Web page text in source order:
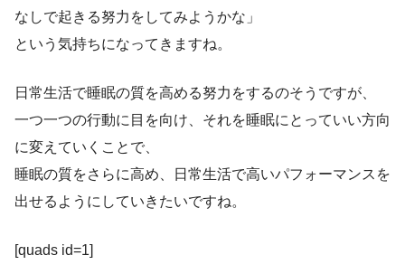
なしで起きる努力をしてみようかな」
という気持ちになってきますね。
日常生活で睡眠の質を高める努力をするのそうですが、
一つ一つの行動に目を向け、それを睡眠にとっていい方向
に変えていくことで、
睡眠の質をさらに高め、日常生活で高いパフォーマンスを
出せるようにしていきたいですね。
[quads id=1]